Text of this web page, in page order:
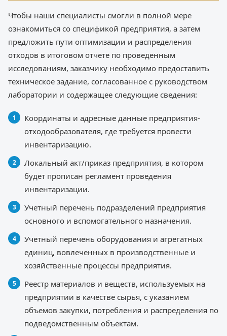
Чтобы наши специалисты смогли в полной мере
ознакомиться со спецификой предприятия, а затем
предложить пути оптимизации и распределения
отходов в итоговом отчете по проведенным
исследованиям, заказчику необходимо предоставить
техническое задание, согласованное с руководством
лаборатории и содержащее следующие сведения:
Координаты и адресные данные предприятия-
отходообразователя, где требуется провести
инвентаризацию.
Локальный акт/приказ предприятия, в котором
будет прописан регламент проведения
инвентаризации.
Учетный перечень подразделений предприятия
основного и вспомогательного назначения.
Учетный перечень оборудования и агрегатных
единиц, вовлеченных в производственные и
хозяйственные процессы предприятия.
Реестр материалов и веществ, используемых на
предприятии в качестве сырья, с указанием
объемов закупки, потребления и распределения по
подведомственным объектам.